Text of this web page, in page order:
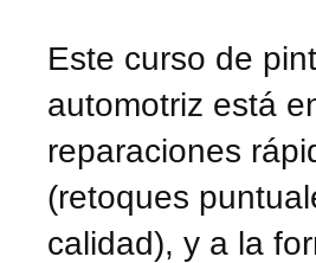
Este curso de
automotriz está
reparaciones
(retoques
calidad), y a la